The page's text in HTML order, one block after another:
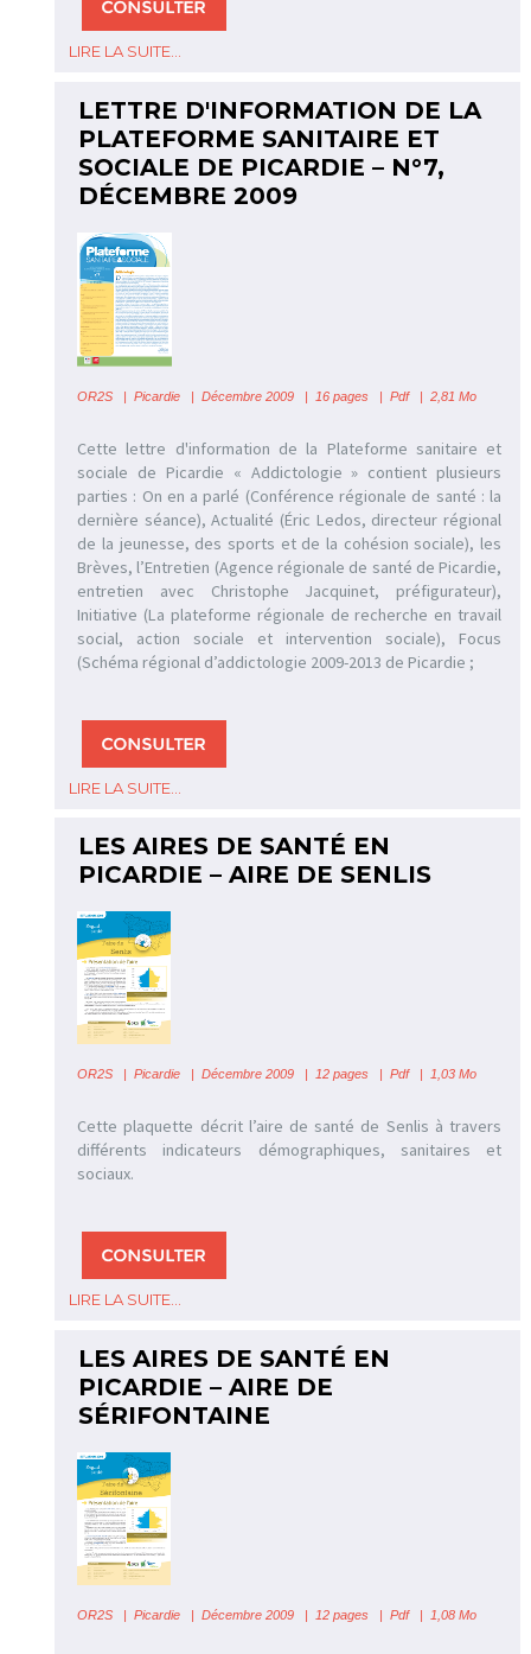
LIRE LA SUITE...
LETTRE D'INFORMATION DE LA
PLATEFORME SANITAIRE ET
SOCIALE DE PICARDIE – N°7,
DÉCEMBRE 2009
OR2S |Picardie | Décembre 2009 | 16 pages | Pdf | 2,81 Mo
Cette lettre d'information de la Plateforme sanitaire et
sociale de Picardie « Addictologie » contient plusieurs
parties : On en a parlé (Conférence régionale de santé : la
dernière séance), Actualité (Éric Ledos, directeur régional
de la jeunesse, des sports et de la cohésion sociale), les
Brèves, l’Entretien (Agence régionale de santé de Picardie,
entretien avec Christophe Jacquinet, préfigurateur),
Initiative (La plateforme régionale de recherche en travail
social, action sociale et intervention sociale), Focus
(Schéma régional d’addictologie 2009-2013 de Picardie ;
LIRE LA SUITE...
LES AIRES DE SANTÉ EN
PICARDIE – AIRE DE SENLIS
OR2S |Picardie | Décembre 2009 | 12 pages | Pdf | 1,03 Mo
Cette plaquette décrit l’aire de santé de Senlis à travers
différents indicateurs démographiques, sanitaires et
sociaux.
LIRE LA SUITE...
LES AIRES DE SANTÉ EN
PICARDIE – AIRE DE
SÉRIFONTAINE
OR2S |Picardie | Décembre 2009 | 12 pages | Pdf | 1,08 Mo